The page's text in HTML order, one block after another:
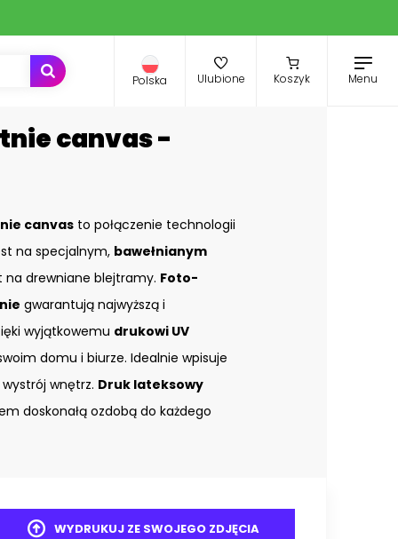
Polska Ulubione Koszyk Menu
canvas -
canvas to połączenie technologii
na specjalnym, bawełnianym
na drewniane blejtramy. Foto-
gwarantują najwyższą i
wyjątkowemu drukowi UV
domu i biurze. Idealnie wpisuje
wnętrz. Druk lateksowy
doskonałą ozdobą do każdego
WYDRUKUJ ZE SWOJEGO ZDJĘCIA